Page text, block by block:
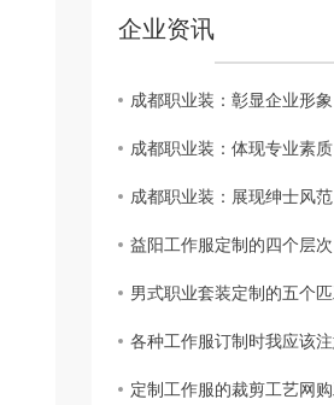
企业资讯
成都职业装：彰显企业形象
成都职业装：体现专业素质
成都职业装：展现绅士风范
益阳工作服定制的四个层次